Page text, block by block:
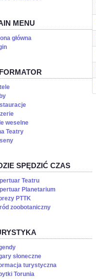
MENU
główna
weselne
Teatry
SPĘDZIĆ CZAS
Teatru
Planetarium
PTTK
zoobotaniczny
słoneczne
turystyczna
Torunia